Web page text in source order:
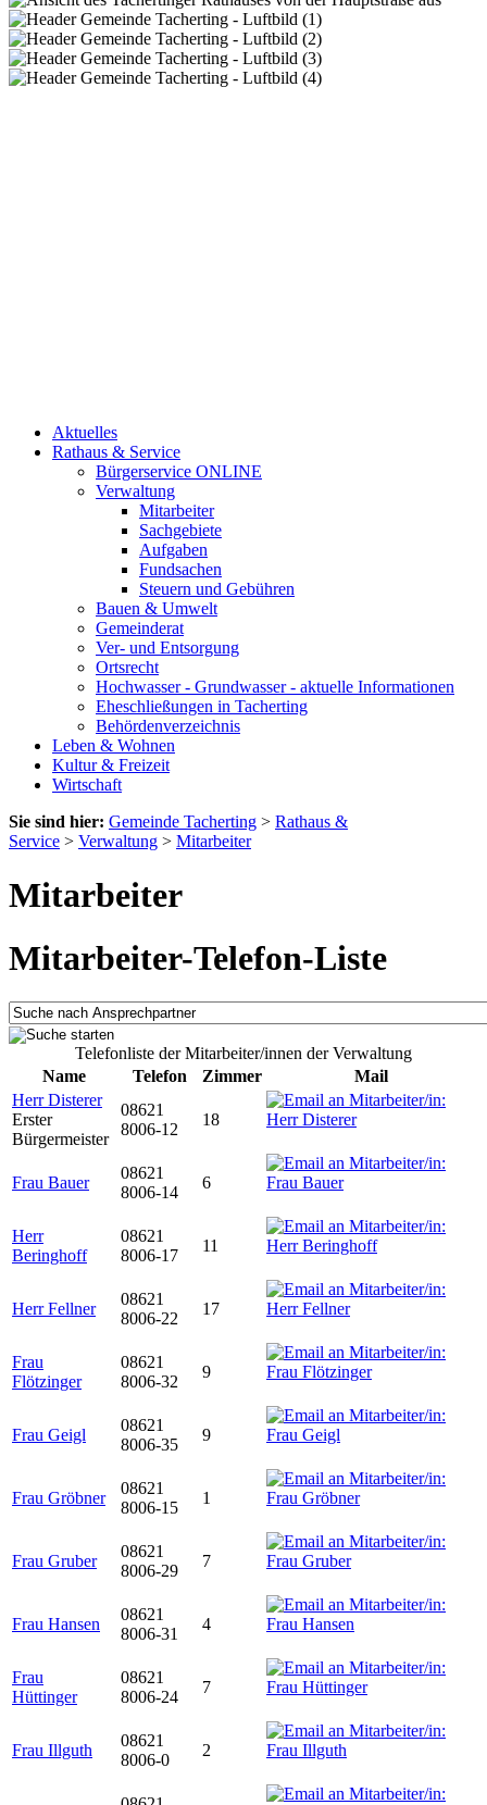
Aktuelles
Rathaus & Service
Bürgerservice ONLINE
Verwaltung
Mitarbeiter
Sachgebiete
Aufgaben
Fundsachen
Steuern und Gebühren
Bauen & Umwelt
Gemeinderat
Ver- und Entsorgung
Ortsrecht
Hochwasser - Grundwasser - aktuelle Informationen
Eheschließungen in Tacherting
Behördenverzeichnis
Leben & Wohnen
Kultur & Freizeit
Wirtschaft
Sie sind hier: Gemeinde Tacherting > Rathaus &
Service > Verwaltung > Mitarbeiter
Mitarbeiter
Mitarbeiter-Telefon-Liste
Telefonliste der Mitarbeiter/innen der Verwaltung
Name
Telefon Zimmer
Mail
Herr Disterer
Erster
Bürgermeister
08621
8006-12
18
Frau Bauer
08621
8006-14
6
Herr
Beringhoff
08621
8006-17
11
Herr Fellner
08621
8006-22
17
Frau
Flötzinger
08621
8006-32
9
Frau Geigl
08621
8006-35
9
Frau Gröbner
08621
8006-15
1
Frau Gruber
08621
8006-29
7
Frau Hansen
08621
8006-31
4
Frau
Hüttinger
08621
8006-24
7
Frau Illguth
08621
8006-0
2